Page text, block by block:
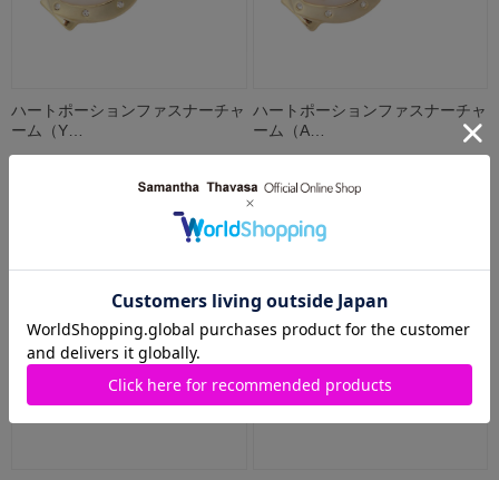
ハートポーションファスナーチャ
ーム（Y…
ハートポーションファスナーチャ
ーム（A…